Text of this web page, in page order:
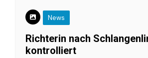
News
Richterin nach
kontrolliert